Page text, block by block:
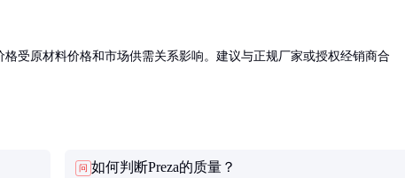
格受原材料价格和市场供需关系影响。建议与正规厂家或授权经销商合
问 如何判断Preza的质量？